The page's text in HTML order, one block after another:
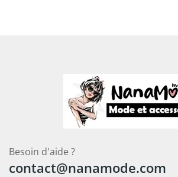
Besoin d'aide ?
contact@nanamode.com